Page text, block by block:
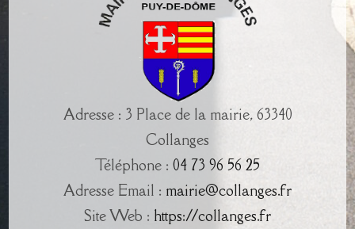
Adresse : 3 Place de la mairie, 63340
Collanges
Téléphone : 04 73 96 56 25
Adresse Email : mairie@collanges.fr
Site Web : https://collanges.fr